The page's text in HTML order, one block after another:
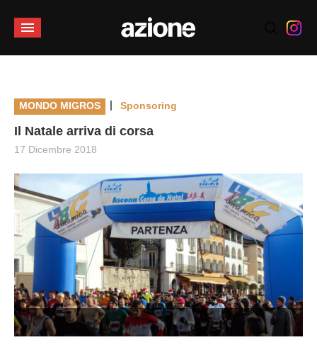
MONDO MIGROS | Sponsoring
Il Natale arriva di corsa
17 Dicembre 2018